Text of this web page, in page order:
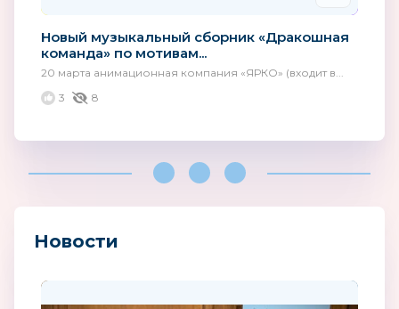
Новый музыкальный сборник «Дракошная
команда» по мотивам...
20 марта анимационная компания «ЯРКО» (входит в...
3
8
Новости